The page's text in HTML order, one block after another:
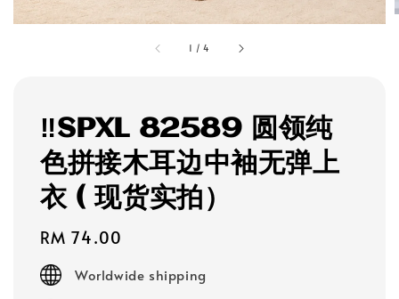
1 /4
‼️SPXL 82589 圆领纯
色拼接木耳边中袖无弹上
衣 ( 现货实拍）
Regular
price
RM 74.00
Worldwide shipping